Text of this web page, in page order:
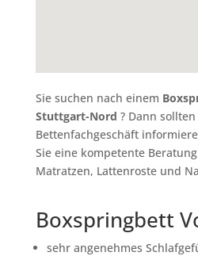
Sie suchen nach einem
Stuttgart-Nord ? Dann
Bettenfachgeschäft
Sie eine kompetente
Matratzen, Lattenroste und
Boxspringbett
sehr angenehmes